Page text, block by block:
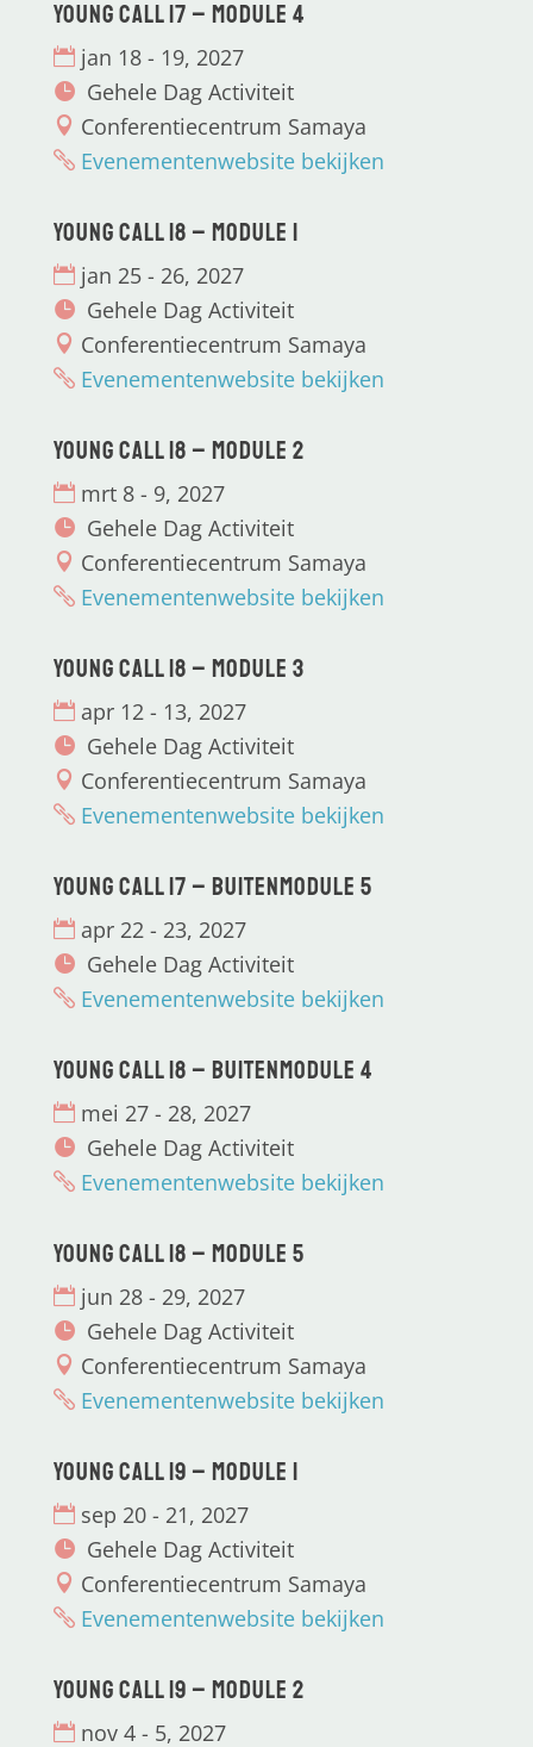
Young CALL 17 – Module 4
jan 18 - 19, 2027
Gehele Dag Activiteit
Conferentiecentrum Samaya
Evenementenwebsite bekijken
Young CALL 18 – Module 1
jan 25 - 26, 2027
Gehele Dag Activiteit
Conferentiecentrum Samaya
Evenementenwebsite bekijken
Young CALL 18 – Module 2
mrt 8 - 9, 2027
Gehele Dag Activiteit
Conferentiecentrum Samaya
Evenementenwebsite bekijken
Young CALL 18 – Module 3
apr 12 - 13, 2027
Gehele Dag Activiteit
Conferentiecentrum Samaya
Evenementenwebsite bekijken
Young CALL 17 – Buitenmodule 5
apr 22 - 23, 2027
Gehele Dag Activiteit
Evenementenwebsite bekijken
Young CALL 18 – Buitenmodule 4
mei 27 - 28, 2027
Gehele Dag Activiteit
Evenementenwebsite bekijken
Young CALL 18 – Module 5
jun 28 - 29, 2027
Gehele Dag Activiteit
Conferentiecentrum Samaya
Evenementenwebsite bekijken
Young CALL 19 – Module 1
sep 20 - 21, 2027
Gehele Dag Activiteit
Conferentiecentrum Samaya
Evenementenwebsite bekijken
Young CALL 19 – Module 2
nov 4 - 5, 2027